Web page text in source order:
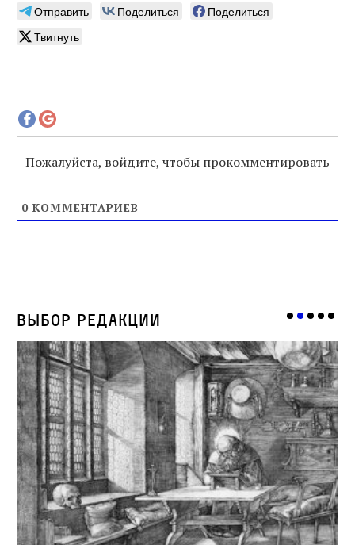
Отправить Поделиться
Поделиться
Твитнуть
Пожалуйста, войдите, чтобы прокомментировать
0 КОММЕНТАРИЕВ
Выбор редакции